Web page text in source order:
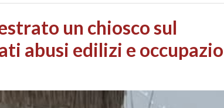
su call center,
danni da maltempo